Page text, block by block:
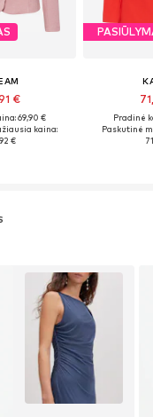
€
69,90 €
kaina:
€
Pradinė
Paskutinė